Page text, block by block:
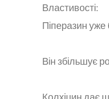
Властивості:
Піперазин уже
Він збільшує
Колхіцин дає